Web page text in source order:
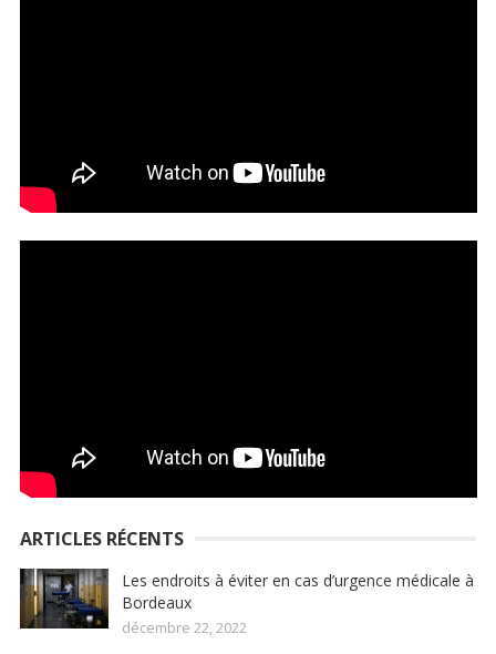
ARTICLES RÉCENTS
Les endroits à éviter en cas d’urgence médicale à
Bordeaux
décembre 22, 2022